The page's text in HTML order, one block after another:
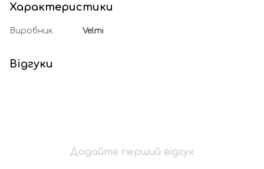
Характеристики
Виробник Velmi
Відгуки
Додайте перший відгук